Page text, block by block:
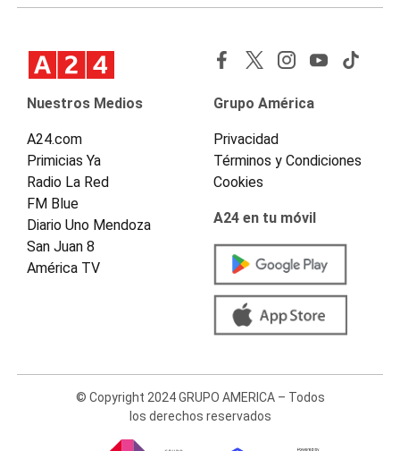
Nuestros Medios
A24.com
Primicias Ya
Radio La Red
FM Blue
Diario Uno Mendoza
San Juan 8
América TV
Grupo América
Privacidad
Términos y Condiciones
Cookies
A24 en tu móvil
© Copyright 2024 GRUPO AMERICA – Todos
los derechos reservados